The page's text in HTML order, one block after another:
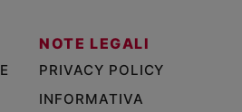
NOTE LEGALI
PRIVACY POLICY
INFORMATIVA